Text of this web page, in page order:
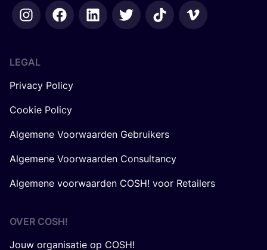
LEGAL
Privacy Policy
Cookie Policy
Algemene Voorwaarden Gebruikers
Algemene Voorwaarden Consultancy
Algemene voorwaarden COSH! voor Retailers
OVER COSH!
Jouw organisatie op COSH!